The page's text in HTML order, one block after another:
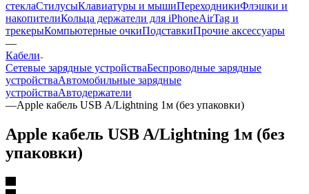
стеклаСтилусыКлавиатуры и мышиПереходникиФлэшки и
накопителиКольца держатели для iPhoneAirTag и
трекерыКомпьютерные очкиПодставкиПрочие аксессуары
—
Кабели
Сетевые зарядные устройстваБеспроводные зарядные
устройстваАвтомобильные зарядные
устройстваАвтодержатели
—Apple кабель USB A/Lightning 1м (без упаковки)
Apple кабель USB A/Lightning 1м (без
упаковки)